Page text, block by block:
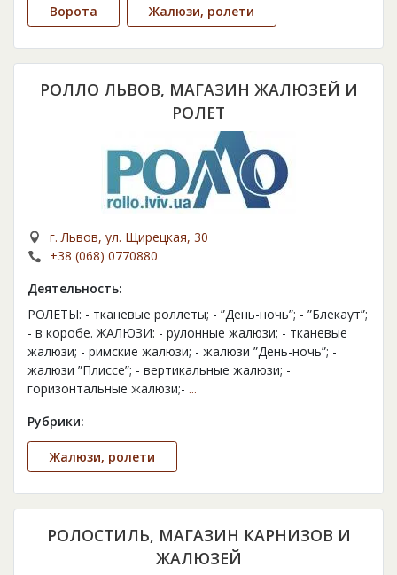
Ворота Жалюзи, ролети
РОЛЛО ЛЬВОВ, МАГАЗИН ЖАЛЮЗЕЙ И
РОЛЕТ
г. Львов, ул. Щирецкая, 30
+38 (068) 0770880
Деятельность:
РОЛЕТЫ: - тканевые роллеты; - ”День-ночь”; - ”Блекаут”;
- в коробе. ЖАЛЮЗИ: - рулонные жалюзи; - тканевые
жалюзи; - римские жалюзи; - жалюзи ”День-ночь”; -
жалюзи ”Плиссе”; - вертикальные жалюзи; -
горизонтальные жалюзи;- ...
Рубрики:
Жалюзи, ролети
РОЛОСТИЛЬ, МАГАЗИН КАРНИЗОВ И
ЖАЛЮЗЕЙ